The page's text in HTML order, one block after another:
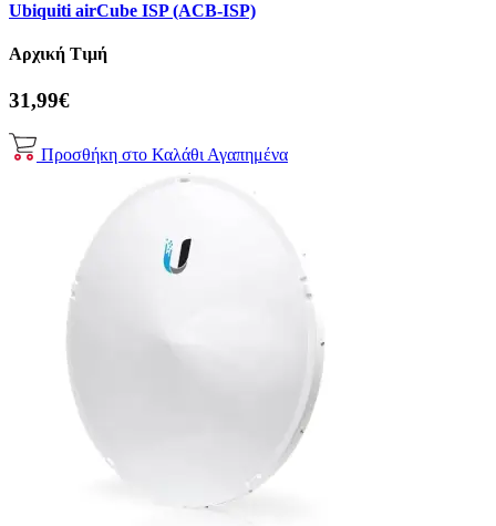
Ubiquiti airCube ISP (ACB-ISP)
Αρχική Τιμή
31,99€
Προσθήκη στο ΚαλάθιΑγαπημένα